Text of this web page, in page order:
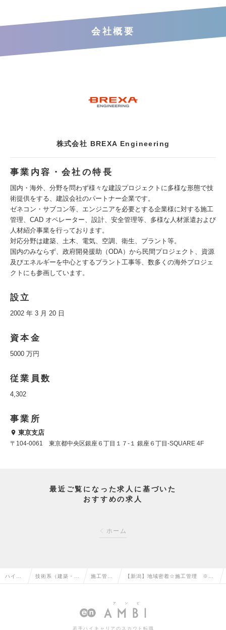
会社概要
株式会社 BREXA Engineering
事業内容・会社の特長
国内・海外、分野を問わず様々な建設プロジェクトに多様な形態で技
術提供をする、建設会社のパートナー企業です。
ゼネコン・サブコン等、エンジニアを必要とする企業様に対する施工
管理、CAD オペレーター、設計、安全管理等、多様な人材派遣および
人材紹介事業を行っております。
対応分野は建築、土木、電気、空調、衛生、プラント等。
国内のみならず、政府開発援助（ODA）から民間プロジェクト、資源
及びエネルギーを中心とするプラント工事等、数多くの海外プロジェ
クトにも参画しています。
設立
2002 年 3 月 20 日
資本金
5000 万円
従業員数
4,302
事業所
東京支店
〒104-0061 東京都中央区銀座６丁目１７-１ 銀座６丁目-SQUARE 4F
最近ご覧になった求人に基づいた
おすすめの求人
ホーム
ハイク 技術系（建築・設 施工管理
の転職
【新潟】地域密着☆施工管理 ※土
※経験者募集の求人情報
若手ハイキャリアのスカウト転職